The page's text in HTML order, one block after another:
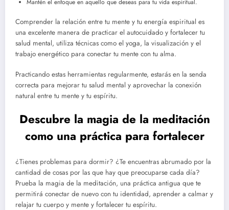
Mantén el enfoque en aquello que deseas para tu vida espiritual.
Comprender la relación entre tu mente y tu energía espiritual es
una excelente manera de practicar el autocuidado y fortalecer tu
salud mental, utiliza técnicas como el yoga, la visualización y el
trabajo energético para conectar tu mente con tu alma.
Practicando estas herramientas regularmente, estarás en la senda
correcta para mejorar tu salud mental y aprovechar la conexión
natural entre tu mente y tu espíritu.
Descubre la magia de la meditación
como una práctica para fortalecer
¿Tienes problemas para dormir? ¿Te encuentras abrumado por la
cantidad de cosas por las que hay que preocuparse cada día?
Prueba la magia de la meditación, una práctica antigua que te
permitirá conectar de nuevo con tu identidad, aprender a calmar y
relajar tu cuerpo y mente y fortalecer tu espíritu.